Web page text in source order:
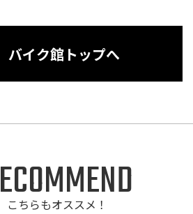
バイク館トップへ
こちらもオススメ！